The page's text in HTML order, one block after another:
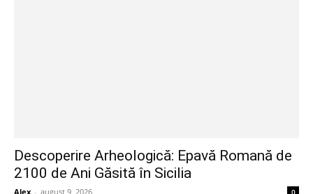
Descoperire Arheologică: Epavă Romană de
2100 de Ani Găsită în Sicilia
Alex - august 9, 2026 0